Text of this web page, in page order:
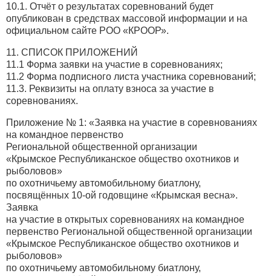
10.1. Отчёт о результатах соревнований будет
опубликован в средствах массовой информации и на
официальном сайте РОО «КРООР».
11. СПИСОК ПРИЛОЖЕНИЙ
11.1 Форма заявки на участие в соревнованиях;
11.2 Форма подписного листа участника соревнований;
11.3. Реквизиты на оплату взноса за участие в
соревнованиях.
Приложение № 1: «Заявка на участие в соревнованиях
на командное первенство
Региональной общественной организации
«Крымское Республиканское общество охотников и
рыболовов»
по охотничьему автомобильному биатлону,
посвящённых 10-ой годовщине «Крымская весна».
Заявка
на участие в открытых соревнованиях на командное
первенство Региональной общественной организации
«Крымское Республиканское общество охотников и
рыболовов»
по охотничьему автомобильному биатлону,